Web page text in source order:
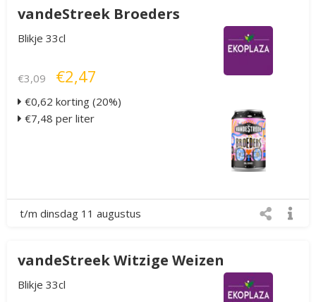
vandeStreek Broeders
Blikje 33cl
€3,09 €2,47
€0,62 korting (20%)
€7,48 per liter
t/m dinsdag 11 augustus
vandeStreek Witzige Weizen
Blikje 33cl